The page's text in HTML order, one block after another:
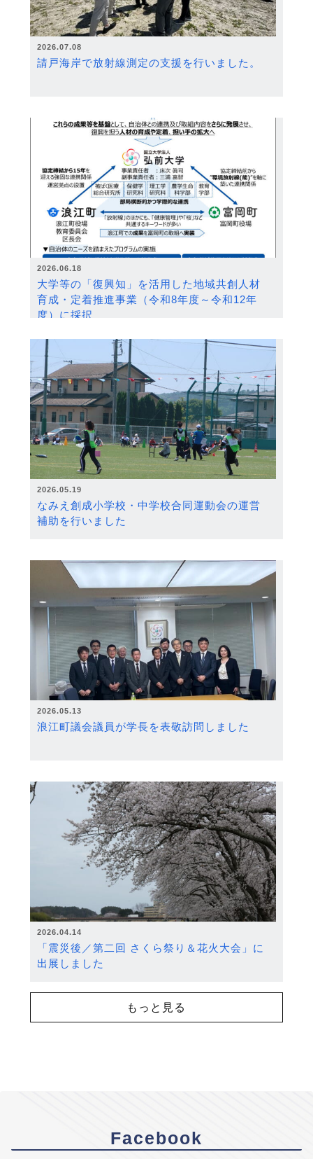
2026.07.08
請戸海岸で放射線測定の支援を行いました。
2026.06.18
大学等の「復興知」を活用した地域共創人材
育成・定着推進事業（令和8年度～令和12年
度）に採択
2026.05.19
なみえ創成小学校・中学校合同運動会の運営
補助を行いました
2026.05.13
浪江町議会議員が学長を表敬訪問しました
2026.04.14
「震災後／第二回 さくら祭り＆花火大会」に
出展しました
もっと見る
Facebook